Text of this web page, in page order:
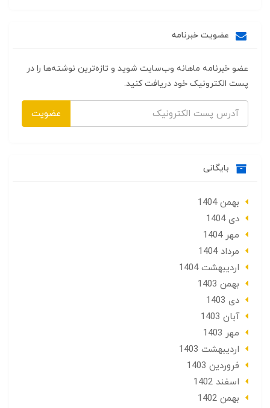
عضویت خبرنامه
عضو خبرنامه ماهانه وب‌سایت شوید و تازه‌ترین نوشته‌ها را در
پست الکترونیک خود دریافت کنید.
عضویت
بایگانی
بهمن 1404
دی 1404
مهر 1404
مرداد 1404
ارديبهشت 1404
بهمن 1403
دی 1403
آبان 1403
مهر 1403
ارديبهشت 1403
فروردین 1403
اسفند 1402
بهمن 1402